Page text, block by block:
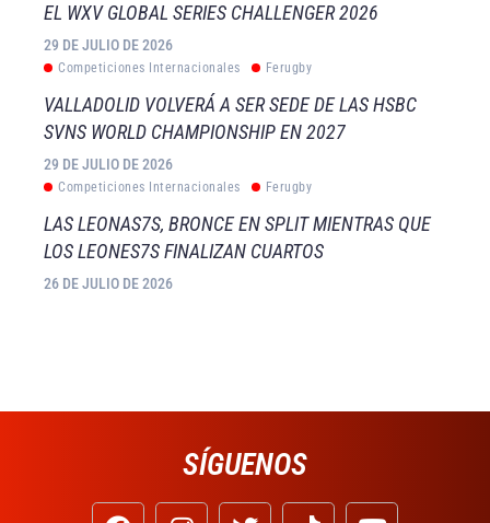
EL WXV GLOBAL SERIES CHALLENGER 2026
29 DE JULIO DE 2026
Competiciones Internacionales Ferugby
VALLADOLID VOLVERÁ A SER SEDE DE LAS HSBC
SVNS WORLD CHAMPIONSHIP EN 2027
29 DE JULIO DE 2026
Competiciones Internacionales Ferugby
LAS LEONAS7S, BRONCE EN SPLIT MIENTRAS QUE
LOS LEONES7S FINALIZAN CUARTOS
26 DE JULIO DE 2026
SÍGUENOS